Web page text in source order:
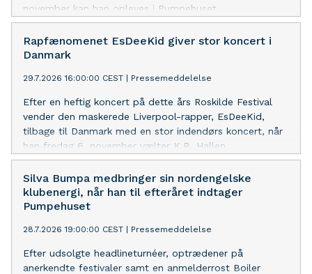
november kan han opleves i Pumpehuset.
Rapfænomenet EsDeeKid giver stor koncert i
Danmark
29.7.2026 16:00:00 CEST | Pressemeddelelse
Efter en heftig koncert på dette års Roskilde Festival
vender den maskerede Liverpool-rapper, EsDeeKid,
tilbage til Danmark med en stor indendørs koncert, når
han fredag 6. november vælter K.B. Hallen.
Silva Bumpa medbringer sin nordengelske
klubenergi, når han til efteråret indtager
Pumpehuset
28.7.2026 19:00:00 CEST | Pressemeddelelse
Efter udsolgte headlineturnéer, optrædener på
anerkendte festivaler samt en anmelderrost Boiler